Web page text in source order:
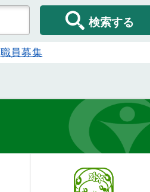
検索する
職員募集